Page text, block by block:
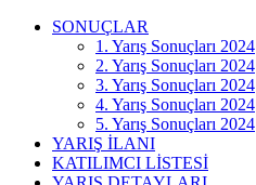
SONUÇLAR
1. Yarış Sonuçları 2024
2. Yarış Sonuçları 2024
3. Yarış Sonuçları 2024
4. Yarış Sonuçları 2024
5. Yarış Sonuçları 2024
YARIŞ İLANI
KATILIMCI LİSTESİ